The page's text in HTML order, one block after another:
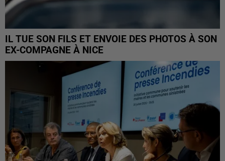
IL TUE SON FILS ET ENVOIE DES PHOTOS À SON
EX-COMPAGNE À NICE